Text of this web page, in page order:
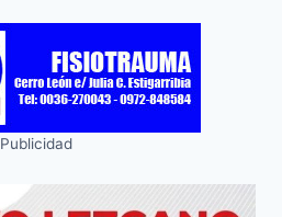
Publicidad